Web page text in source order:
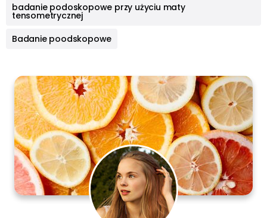
badanie podoskopowe przy użyciu maty
tensometrycznej
Badanie poodskopowe